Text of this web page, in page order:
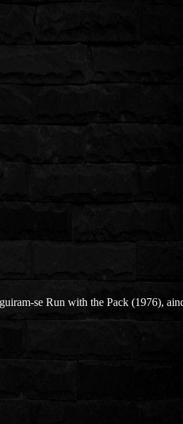
se Run with the Pack (1976),